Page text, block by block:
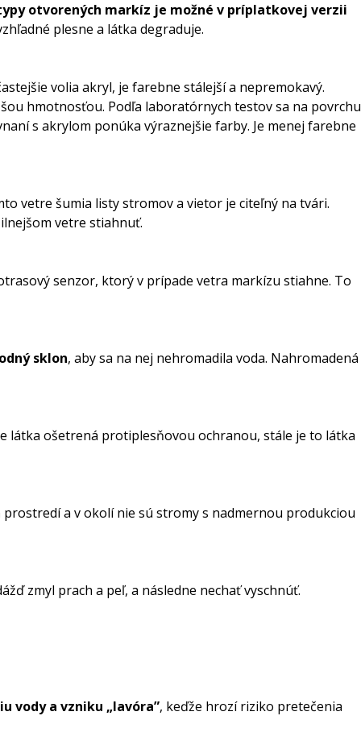
otvorených markíz je možné v príplatkovej verzii
plesne a látka degraduje.
volia akryl, je farebne stálejší a nepremokavý.
hmotnosťou. Podľa laboratórnych testov sa na povrchu
s akrylom ponúka výraznejšie farby. Je menej farebne
vetre šumia listy stromov a vietor je citeľný na tvári.
vetre stiahnuť.
senzor, ktorý v prípade vetra markízu stiahne. To
sklon, aby sa na nej nehromadila voda. Nahromadená
látka ošetrená protiplesňovou ochranou, stále je to látka
a v okolí nie sú stromy s nadmernou produkciou
zmyl prach a peľ, a následne nechať vyschnúť.
vody a vzniku „lavóra”, keďže hrozí riziko pretečenia